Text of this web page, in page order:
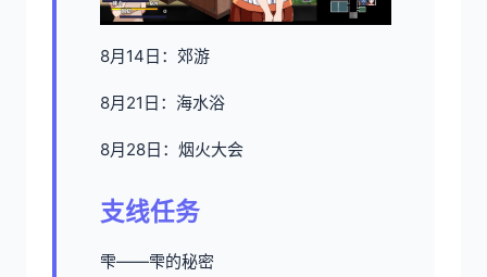
8月14日：郊游
8月21日：海水浴
8月28日：烟火大会
支线任务
雫——雫的秘密